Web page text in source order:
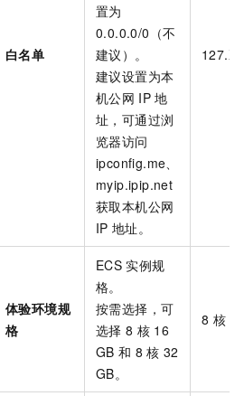
白名单
置为
0.0.0.0/0（不
建议）。
建议设置为本
机公网 IP 地
址，可通过浏
览器访问
ipconfig.me、
myip.ipip.net
获取本机公网
IP 地址。
体验环境规
格
ECS 实例规
格。
按需选择，可
选择 8 核 16
GB 和 8 核 32
GB。
8 核